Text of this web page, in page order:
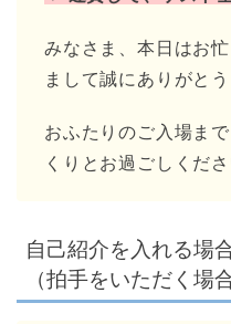
みなさま、本日はお
まして誠にありがとう
おふたりのご入場ま
くりとお過ごしくださ
自己紹介を入れる場
（拍手をいただく場合